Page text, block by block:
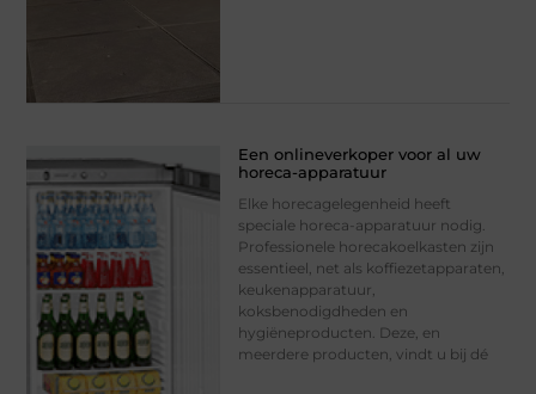
Een onlineverkoper voor al uw
horeca-apparatuur
Elke horecagelegenheid heeft
speciale horeca-apparatuur nodig.
Professionele horecakoelkasten zijn
essentieel, net als koffiezetapparaten,
keukenapparatuur,
koksbenodigdheden en
hygiëneproducten. Deze, en
meerdere producten, vindt u bij dé